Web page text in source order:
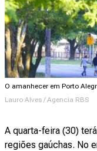
O amanhecer em Porto
Lauro Alves / Agencia RBS
A quarta-feira (30)
regiões gaúchas. No